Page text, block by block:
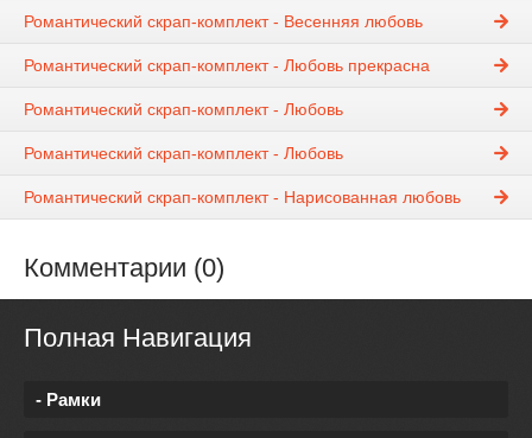
Романтический скрап-комплект - Весенняя любовь
Романтический скрап-комплект - Любовь прекрасна
Романтический скрап-комплект - Любовь
Романтический скрап-комплект - Любовь
Романтический скрап-комплект - Нарисованная любовь
Комментарии (0)
Полная Навигация
- Рамки